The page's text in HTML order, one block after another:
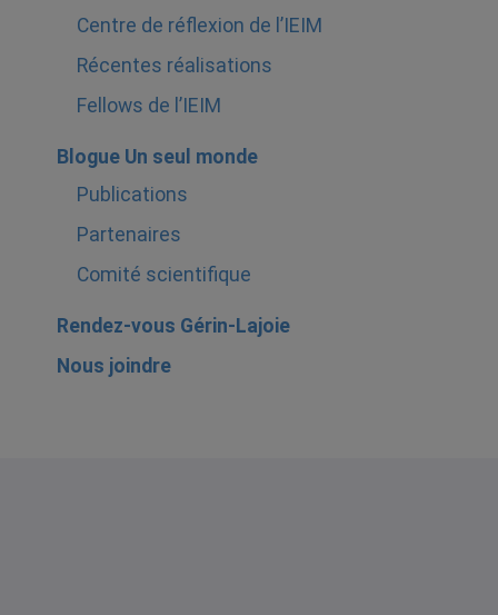
Centre de réflexion de l’IEIM
Récentes réalisations
Fellows de l’IEIM
Blogue Un seul monde
Publications
Partenaires
Comité scientifique
Rendez-vous Gérin-Lajoie
Nous joindre